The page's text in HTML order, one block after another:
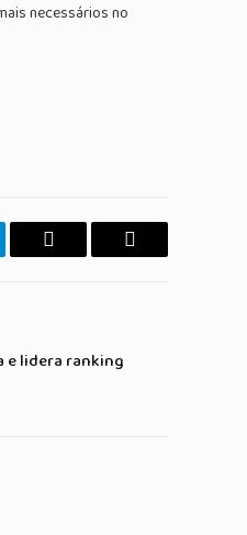
necessários no
Copiar
E-
e lidera ranking